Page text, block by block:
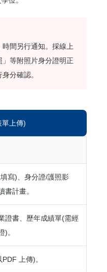
時間另行通知。採線上
等附照片身分證明正
分確認。
單上傳)
寫)、身分證/護照影
書計畫。
證書、歷年成績單(需經
)。
上傳)。